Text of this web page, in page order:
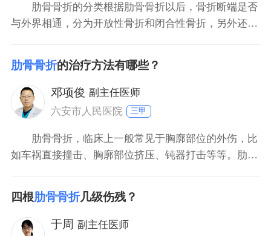
肋骨骨折的分类根据肋骨骨折以后，骨折断端是否
与外界相通，分为开放性骨折和闭合性骨折，另外还可
者是间接暴力作用引起，临床可以表现为外伤以后胸廓
出现肿胀疼痛，活动受限，咳嗽深呼吸，可以使疼痛症
状加重，肋骨
肋骨骨折的治疗方法有哪些？
邓项俊 副主任医师
六安市人民医院
三甲
肋骨骨折，临床上一般常见于胸廓部位的外伤，比
如车祸直接撞击、胸廓部位挤压、钝器打击等等。肋骨
治疗或者骨折切开复位内固定手术治疗。对于肋骨骨折
没有明显移位或者有轻度移位的，没有肺部并发症的，
一般可以考虑进行外固定治疗。比如使用肋骨固定带固
四根肋骨骨折几级伤残？
于周 副主任医师